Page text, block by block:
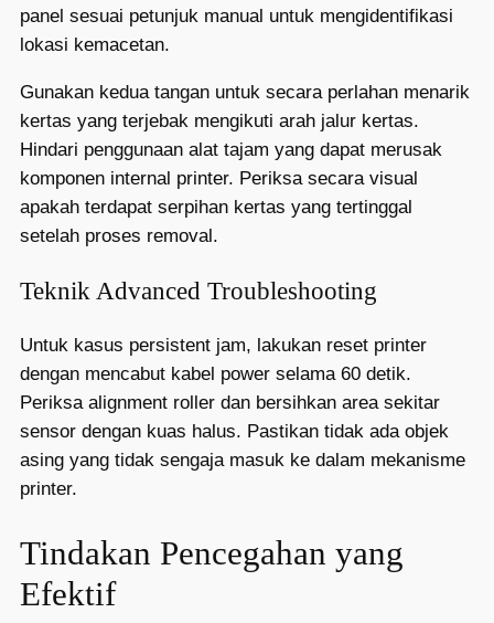
panel sesuai petunjuk manual untuk mengidentifikasi
lokasi kemacetan.
Gunakan kedua tangan untuk secara perlahan menarik
kertas yang terjebak mengikuti arah jalur kertas.
Hindari penggunaan alat tajam yang dapat merusak
komponen internal printer. Periksa secara visual
apakah terdapat serpihan kertas yang tertinggal
setelah proses removal.
Teknik Advanced Troubleshooting
Untuk kasus persistent jam, lakukan reset printer
dengan mencabut kabel power selama 60 detik.
Periksa alignment roller dan bersihkan area sekitar
sensor dengan kuas halus. Pastikan tidak ada objek
asing yang tidak sengaja masuk ke dalam mekanisme
printer.
Tindakan Pencegahan yang
Efektif